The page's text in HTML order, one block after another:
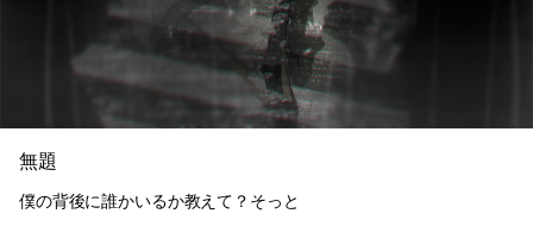
無題
僕の背後に誰かいるか教えて？そっと